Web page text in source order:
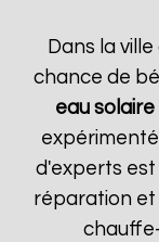
Dans la ville
chance de
eau
d'experts est
réparation et